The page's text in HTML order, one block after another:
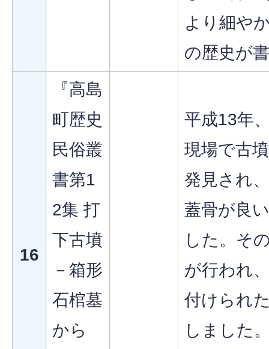
より細や
の歴史が
16
『高島
町歴史
民俗叢
書第1
2集 打
下古墳
－箱形
石棺墓
から
平成13年
現場で古
発見され
蓋骨が良
した。そ
が行われ
付けられ
しました